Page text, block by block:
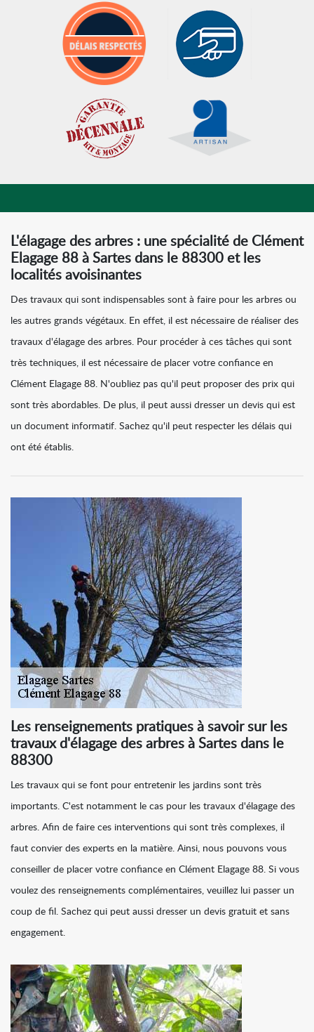
L'élagage des arbres : une spécialité de Clément
Elagage 88 à Sartes dans le 88300 et les
localités avoisinantes
Des travaux qui sont indispensables sont à faire pour les arbres ou
les autres grands végétaux. En effet, il est nécessaire de réaliser des
travaux d'élagage des arbres. Pour procéder à ces tâches qui sont
très techniques, il est nécessaire de placer votre confiance en
Clément Elagage 88. N'oubliez pas qu'il peut proposer des prix qui
sont très abordables. De plus, il peut aussi dresser un devis qui est
un document informatif. Sachez qu'il peut respecter les délais qui
ont été établis.
Les renseignements pratiques à savoir sur les
travaux d'élagage des arbres à Sartes dans le
88300
Les travaux qui se font pour entretenir les jardins sont très
importants. C'est notamment le cas pour les travaux d'élagage des
arbres. Afin de faire ces interventions qui sont très complexes, il
faut convier des experts en la matière. Ainsi, nous pouvons vous
conseiller de placer votre confiance en Clément Elagage 88. Si vous
voulez des renseignements complémentaires, veuillez lui passer un
coup de fil. Sachez qui peut aussi dresser un devis gratuit et sans
engagement.